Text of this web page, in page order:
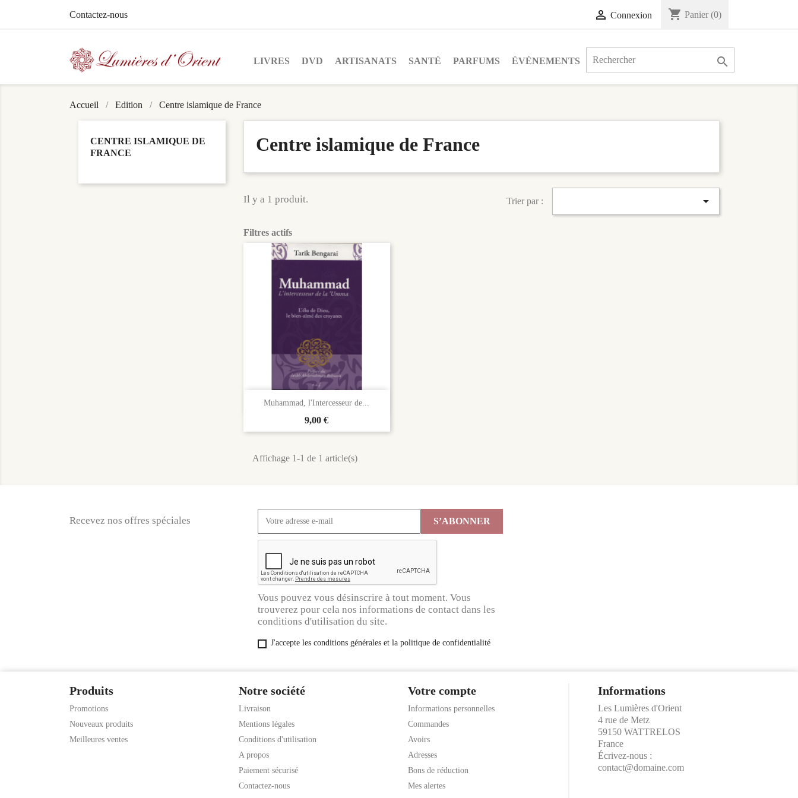
Contactez-nous  Connexion shopping_cart Panier (0)
LIVRES DVD ARTISANATS SANTÉ PARFUMS ÉVÉNEMENTS 
Accueil Edition Centre islamique de France
CENTRE ISLAMIQUE DE
FRANCE
Centre islamique de France
Il y a 1 produit. Trier par : 
Filtres actifs
Muhammad, l'Intercesseur de...
Prix
9,00 €
Aperçu rapide
Affichage 1-1 de 1 article(s)
Recevez nos offres spéciales
Vous pouvez vous désinscrire à tout moment. Vous
trouverez pour cela nos informations de contact dans les
conditions d'utilisation du site.
J'accepte les conditions générales et la politique de confidentialité
Produits
Promotions
Nouveaux produits
Meilleures ventes
Notre société
Livraison
Mentions légales
Conditions d'utilisation
A propos
Paiement sécurisé
Contactez-nous
Votre compte
Informations personnelles
Commandes
Avoirs
Adresses
Bons de réduction
Mes alertes
Informations
Les Lumières d'Orient
4 rue de Metz
59150 WATTRELOS
France
Écrivez-nous :
contact@domaine.com